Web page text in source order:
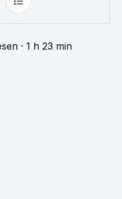
· 1 h 23 min